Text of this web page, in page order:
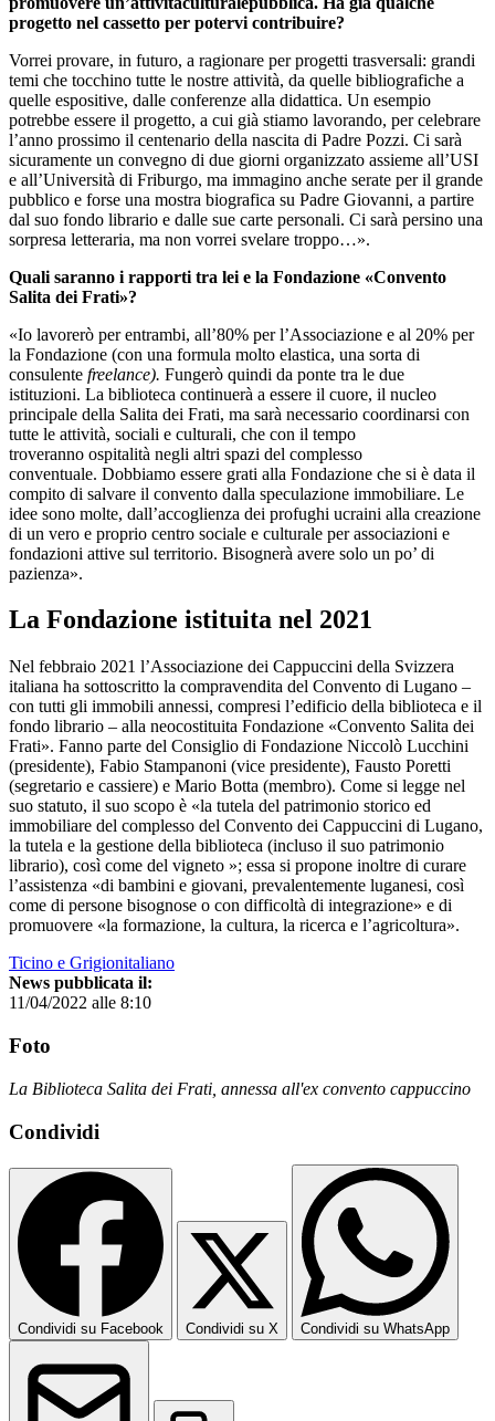
progetto nel cassetto per potervi contribuire?
Vorrei provare, in futuro, a ragionare per progetti trasversali: grandi
temi che tocchino tutte le nostre attività, da quelle bibliografiche a
quelle espositive, dalle conferenze alla didattica. Un esempio
potrebbe essere il progetto, a cui già stiamo lavorando, per celebrare
l’anno prossimo il centenario della nascita di Padre Pozzi. Ci sarà
sicuramente un convegno di due giorni organizzato assieme all’USI
e all’Università di Friburgo, ma immagino anche serate per il grande
pubblico e forse una mostra biografica su Padre Giovanni, a partire
dal suo fondo librario e dalle sue carte personali. Ci sarà persino una
sorpresa letteraria, ma non vorrei svelare troppo…».
Quali saranno i rapporti tra lei e la Fondazione «Convento
Salita dei Frati»?
«Io lavorerò per entrambi, all’80% per l’Associazione e al 20% per
la Fondazione (con una formula molto elastica, una sorta di
consulente freelance). Fungerò quindi da ponte tra le due
istituzioni. La biblioteca continuerà a essere il cuore, il nucleo
principale della Salita dei Frati, ma sarà necessario coordinarsi con
tutte le attività, sociali e culturali, che con il tempo
troveranno ospitalità negli altri spazi del complesso
conventuale. Dobbiamo essere grati alla Fondazione che si è data il
compito di salvare il convento dalla speculazione immobiliare. Le
idee sono molte, dall’accoglienza dei profughi ucraini alla creazione
di un vero e proprio centro sociale e culturale per associazioni e
fondazioni attive sul territorio. Bisognerà avere solo un po’ di
pazienza».
La Fondazione istituita nel 2021
Nel febbraio 2021 l’Associazione dei Cappuccini della Svizzera
italiana ha sottoscritto la compravendita del Convento di Lugano –
con tutti gli immobili annessi, compresi l’edificio della biblioteca e il
fondo librario – alla neocostituita Fondazione «Convento Salita dei
Frati». Fanno parte del Consiglio di Fondazione Niccolò Lucchini
(presidente), Fabio Stampanoni (vice presidente), Fausto Poretti
(segretario e cassiere) e Mario Botta (membro). Come si legge nel
suo statuto, il suo scopo è «la tutela del patrimonio storico ed
immobiliare del complesso del Convento dei Cappuccini di Lugano,
la tutela e la gestione della biblioteca (incluso il suo patrimonio
librario), così come del vigneto »; essa si propone inoltre di curare
l’assistenza «di bambini e giovani, prevalentemente luganesi, così
come di persone bisognose o con difficoltà di integrazione» e di
promuovere «la formazione, la cultura, la ricerca e l’agricoltura».
Ticino e Grigionitaliano
News pubblicata il:
11/04/2022 alle 8:10
Foto
La Biblioteca Salita dei Frati, annessa all'ex convento cappuccino
Condividi
Condividi su Facebook Condividi su X Condividi su WhatsApp